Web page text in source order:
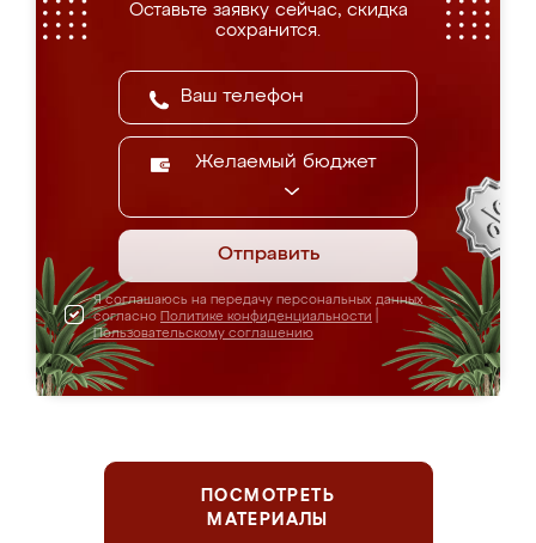
Оставьте заявку сейчас, скидка
сохранится.
Желаемый бюджет
Отправить
Я соглашаюсь на передачу персональных данных
согласно Политике конфиденциальности
Пользовательскому соглашению
ПОСМОТРЕТЬ
МАТЕРИАЛЫ